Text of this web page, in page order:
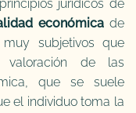
jurídicos de
económica de
subjetivos que
de las
que se suele
el individuo toma la